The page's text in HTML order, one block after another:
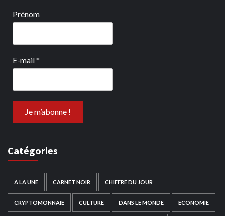
Prénom
E-mail*
Catégories
A LA UNE CARNET NOIR CHIFFRE DU JOUR
CRYPTOMONNAIE CULTURE DANS LE MONDE ECONOMIE